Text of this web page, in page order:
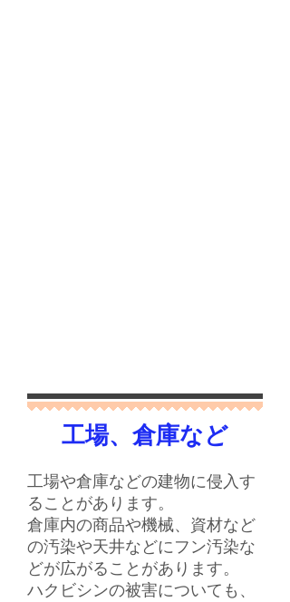
工場、倉庫など
工場や倉庫などの建物に侵入す
ることがあります。
​倉庫内の商品や機械、資材など
の汚染や天井などにフン汚染な
どが広がることがあります。
​ハクビシンの被害についても、